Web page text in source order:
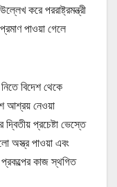
করে পররাষ্ট্রমন্ত্রী
পাওয়া গেলে
বিদেশ থেকে
আশ্রয় নেওয়া
দ্বিতীয় প্রচেষ্টা ভেস্তে
অস্ত্র পাওয়া এবং
কাজ স্থগিত